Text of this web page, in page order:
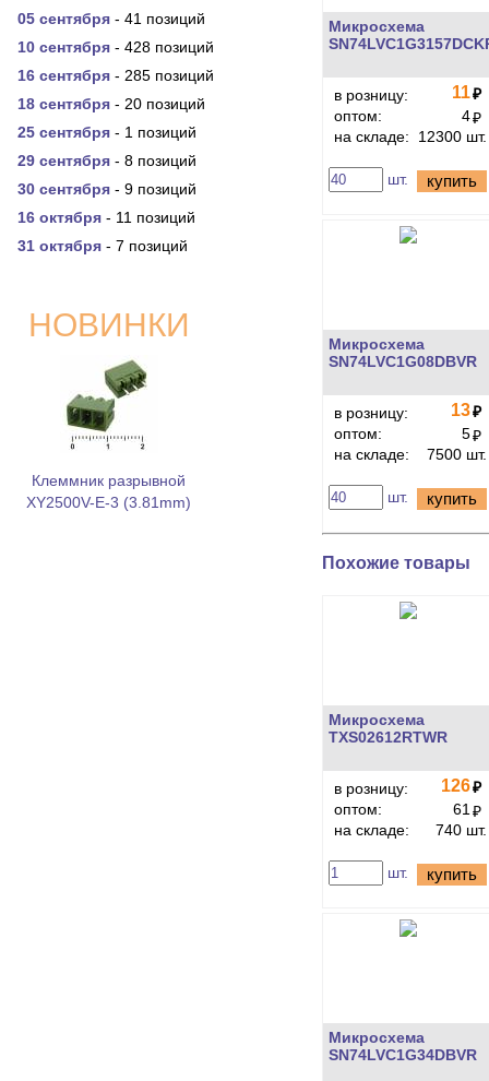
05 сентября - 41 позиций
10 сентября - 428 позиций
16 сентября - 285 позиций
18 сентября - 20 позиций
25 сентября - 1 позиций
29 сентября - 8 позиций
30 сентября - 9 позиций
16 октября - 11 позиций
31 октября - 7 позиций
НОВИНКИ
Клеммник разрывной
XY2500V-E-3 (3.81mm)
Микросхема
в розницу: 11₽
оптом:
4₽
на складе:
12300 шт.
шт. купить
Микросхема
SN74LVC1G08DBVR
в розницу: 13₽
оптом:
5₽
на складе:
7500 шт.
шт. купить
Похожие товары
Микросхема
TXS02612RTWR
в розницу: 126₽
оптом:
61 ₽
на складе:
740 шт.
шт. купить
Микросхема
SN74LVC1G34DBVR